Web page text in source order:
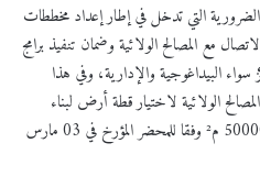
الضرورية التي تدخل في إطار إعداد مخططات
مع المصالح الولائية وضمان تنفيذ برامج
سواء البيداغوجية والإدارية، وفي هذا
الولائية لاختيار قطة أرض لبناء
3000 مقعد بيداغوجي بمساحة قـــدرها 50000 م² وفقا للمحضر المؤرخ في 03 مارس